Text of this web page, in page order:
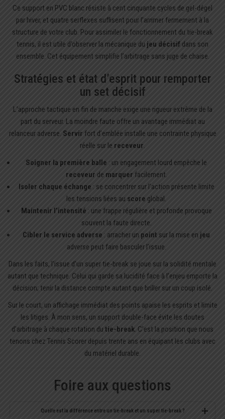
Ce support en PVC blanc résiste à cent cinquante cycles de gel-dégel
par hiver, et quatre serflexes suffisent pour l’arrimer fermement à la
structure de votre club. Pour assimiler le fonctionnement du tie-break
tennis, il est utile d’observer la mécanique du jeu décisif dans son
ensemble. Cet équipement simplifie l’arbitrage sans juge de chaise.
Stratégies et état d’esprit pour remporter
un set décisif
L’approche tactique en fin de manche exige une rigueur extrême de la
part du serveur. La moindre faute offre un avantage immédiat au
relanceur adverse. Servir fort d’emblée installe une contrainte physique
réelle sur le receveur.
Soigner la première balle : un engagement lourd empêche le
receveur de marquer facilement.
Isoler chaque échange : se concentrer sur l’action présente limite
les tensions liées au score global.
Maintenir l’intensité : une frappe régulière et profonde provoque
souvent la faute directe.
Cibler le service adverse : arracher un point sur la mise en jeu
adverse peut faire basculer l’issue.
Dans les faits, l’issue d’un super tie-break se joue sur la solidité mentale
autant que technique. Celui qui garde sa lucidité face à l’enjeu emporte la
décision; tenir la distance compte autant que briller sur un coup isolé.
Sur le court, un affichage immédiat des points apaise les esprits et limite
les litiges. À mon sens, un support double-face évite les doutes
d’arbitrage à chaque rotation du tie-break. C’est la position que nous
tenons chez Tennis Scorer depuis trente ans en équipant les clubs avec
du matériel durable.
Foire aux questions
Quelle est la différence entre un tie-break et un super tie-break ?